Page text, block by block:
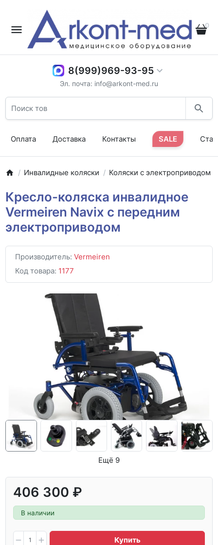
0
8(999)969-93-95
Эл. почта: info@arkont-med.ru
Оплата Доставка Контакты SALE
Инвалидные коляски Коляски с электроприводом
Кресло-коляска инвалидное
Vermeiren Navix с передним
электроприводом
Производитель: Vermeiren
Код товара: 1177
Ещё 9
406 300 ₽
В наличии
Купить